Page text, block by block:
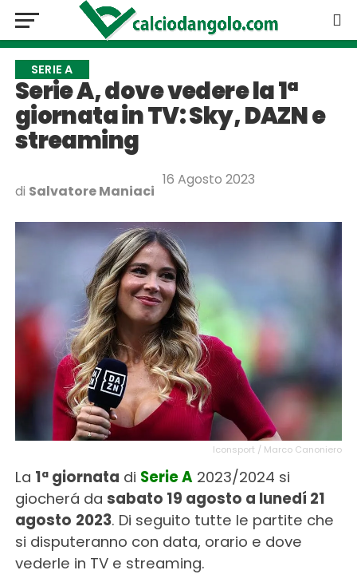
SERIE A
Serie A, dove vedere la 1ª
giornata in TV: Sky, DAZN e
streaming
di Salvatore Maniaci
16 Agosto 2023
Iconsport / Marco Canoniero
La 1ª giornata di Serie A 2023/2024 si
giocherá da sabato 19 agosto a lunedí 21
agosto 2023. Di seguito tutte le partite che
si disputeranno con data, orario e dove
vederle in TV e streaming.